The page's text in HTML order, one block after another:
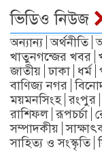
ভিডিও নিউজ
অন্যান্য অর্থনীতি
খাতুনগন্জের খবর
জাতীয় ঢাকা ধর্ম
বাণিজ্য নগর
ময়মনসিংহ রংপুর
রাশিফল রূপচর্চা
সম্পাদকীয়
সাহিত্য ও সংস্কৃতি